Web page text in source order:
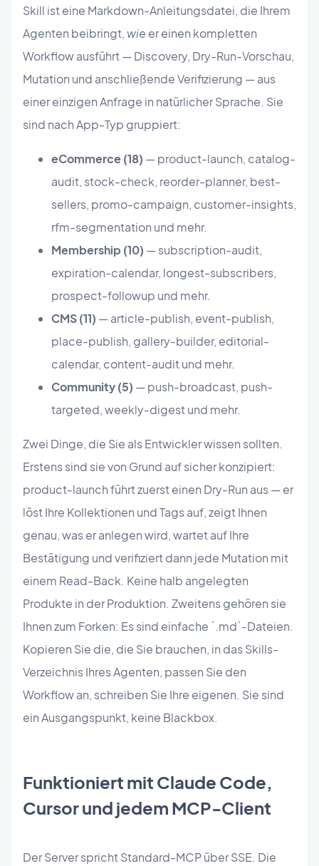
Skill ist eine Markdown-Anleitungsdatei, die Ihrem
Agenten beibringt, wie er einen kompletten
Workflow ausführt — Discovery, Dry-Run-Vorschau,
Mutation und anschließende Verifizierung — aus
einer einzigen Anfrage in natürlicher Sprache. Sie
sind nach App-Typ gruppiert:
eCommerce (18) — product-launch, catalog-
audit, stock-check, reorder-planner, best-
sellers, promo-campaign, customer-insights,
rfm-segmentation und mehr.
Membership (10) — subscription-audit,
expiration-calendar, longest-subscribers,
prospect-followup und mehr.
CMS (11) — article-publish, event-publish,
place-publish, gallery-builder, editorial-
calendar, content-audit und mehr.
Community (5) — push-broadcast, push-
targeted, weekly-digest und mehr.
Zwei Dinge, die Sie als Entwickler wissen sollten.
Erstens sind sie von Grund auf sicher konzipiert:
product-launch führt zuerst einen Dry-Run aus — er
löst Ihre Kollektionen und Tags auf, zeigt Ihnen
genau, was er anlegen wird, wartet auf Ihre
Bestätigung und verifiziert dann jede Mutation mit
einem Read-Back. Keine halb angelegten
Produkte in der Produktion. Zweitens gehören sie
Ihnen zum Forken: Es sind einfache `.md`-Dateien.
Kopieren Sie die, die Sie brauchen, in das Skills-
Verzeichnis Ihres Agenten, passen Sie den
Workflow an, schreiben Sie Ihre eigenen. Sie sind
ein Ausgangspunkt, keine Blackbox.
Funktioniert mit Claude Code,
Cursor und jedem MCP-Client
Der Server spricht Standard-MCP über SSE. Die